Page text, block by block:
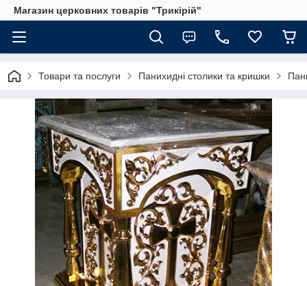
Магазин церковних товарів "Трикірій"
Товари та послуги Панихидні столики та кришки